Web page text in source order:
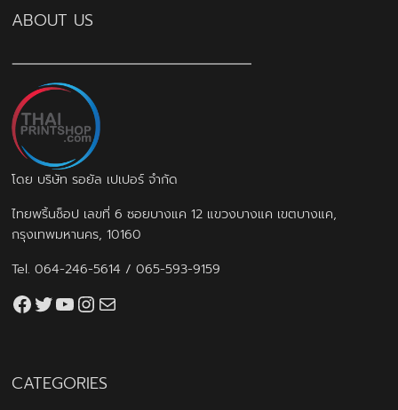
ABOUT US
โดย บริษัท รอยัล เปเปอร์ จำกัด
ไทยพริ้นช็อป เลขที่ 6 ซอยบางแค 12 แขวงบางแค เขตบางแค,
กรุงเทพมหานคร, 10160
Tel.064-246-5614 /065-593-9159
Facebook
Twitter
YouTube
Instagram
thaiprintshop.aw@gmail.com
CATEGORIES